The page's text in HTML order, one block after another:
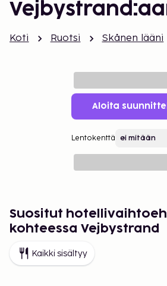
Koti Ruotsi Skånen lääni
Aloita
Lentokenttä
Suositut
kohteessa Vejbystrand
Kaikki sisältyy